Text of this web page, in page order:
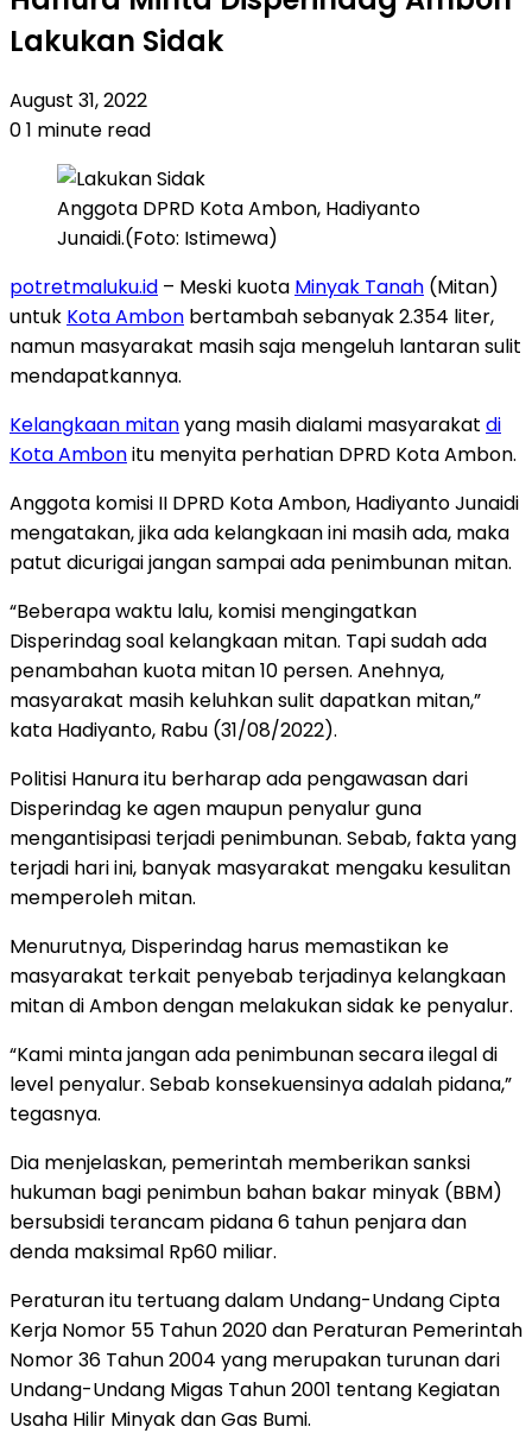
Lakukan Sidak
August 31, 2022
01 minute read
Anggota DPRD Kota Ambon, Hadiyanto
Junaidi.(Foto: Istimewa)
potretmaluku.id – Meski kuota Minyak Tanah (Mitan)
untuk Kota Ambon bertambah sebanyak 2.354 liter,
namun masyarakat masih saja mengeluh lantaran sulit
mendapatkannya.
Kelangkaan mitanyang masih dialami masyarakat di
Kota Ambonitu menyita perhatian DPRD Kota Ambon.
Anggota komisi II DPRD Kota Ambon, Hadiyanto Junaidi
mengatakan, jika ada kelangkaan ini masih ada, maka
patut dicurigai jangan sampai ada penimbunan mitan.
“Beberapa waktu lalu, komisi mengingatkan
Disperindag soal kelangkaan mitan. Tapi sudah ada
penambahan kuota mitan 10 persen. Anehnya,
masyarakat masih keluhkan sulit dapatkan mitan,”
kata Hadiyanto, Rabu (31/08/2022).
Politisi Hanura itu berharap ada pengawasan dari
Disperindag ke agen maupun penyalur guna
mengantisipasi terjadi penimbunan. Sebab, fakta yang
terjadi hari ini, banyak masyarakat mengaku kesulitan
memperoleh mitan.
Menurutnya, Disperindag harus memastikan ke
masyarakat terkait penyebab terjadinya kelangkaan
mitan di Ambon dengan melakukan sidak ke penyalur.
“Kami minta jangan ada penimbunan secara ilegal di
level penyalur. Sebab konsekuensinya adalah pidana,”
tegasnya.
Dia menjelaskan, pemerintah memberikan sanksi
hukuman bagi penimbun bahan bakar minyak (BBM)
bersubsidi terancam pidana 6 tahun penjara dan
denda maksimal Rp60 miliar.
Peraturan itu tertuang dalam Undang-Undang Cipta
Kerja Nomor 55 Tahun 2020 dan Peraturan Pemerintah
Nomor 36 Tahun 2004 yang merupakan turunan dari
Undang-Undang Migas Tahun 2001 tentang Kegiatan
Usaha Hilir Minyak dan Gas Bumi.